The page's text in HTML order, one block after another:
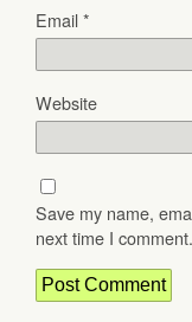
Email*
Website
Save my name,
next time I comment.